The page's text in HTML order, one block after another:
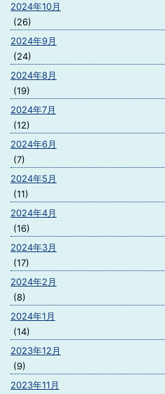
2024年10月
(26)
2024年9月
(24)
2024年8月
(19)
2024年7月
(12)
2024年6月
(7)
2024年5月
(11)
2024年4月
(16)
2024年3月
(17)
2024年2月
(8)
2024年1月
(14)
2023年12月
(9)
2023年11月